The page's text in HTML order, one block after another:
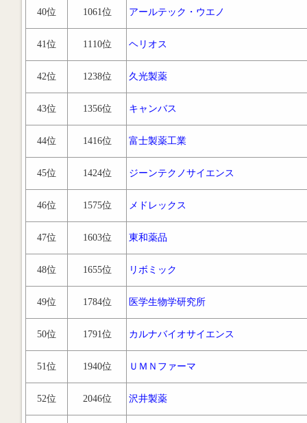
40位 1061位 アールテック・ウエノ
41位 1110位 ヘリオス
42位 1238位 久光製薬
43位 1356位 キャンバス
44位 1416位 富士製薬工業
45位 1424位 ジーンテクノサイエンス
46位 1575位 メドレックス
47位 1603位 東和薬品
48位 1655位 リボミック
49位 1784位 医学生物学研究所
50位 1791位 カルナバイオサイエンス
51位 1940位 ＵＭＮファーマ
52位 2046位 沢井製薬